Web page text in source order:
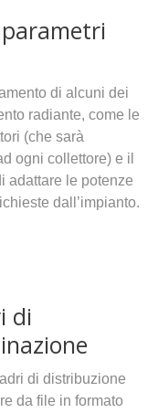
di alcuni dei
radiante, come le
(che sarà
ogni collettore) e il
adattare le potenze
dall’impianto.
di
di distribuzione
da file in formato